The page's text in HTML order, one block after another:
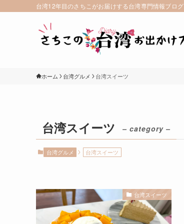
台湾12年目のさちこがお届けする台湾専門情報ブログ
ホーム 台湾グルメ 台湾スイーツ
台湾スイーツ – category –
台湾グルメ 台湾スイーツ
台湾スイーツ